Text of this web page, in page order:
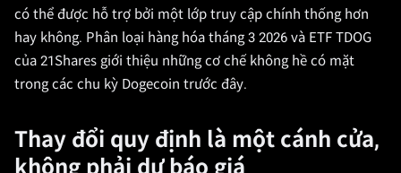
có thể được hỗ trợ bởi một lớp truy cập chính thống hơn
hay không. Phân loại hàng hóa tháng 3 2026 và ETF TDOG
của 21Shares giới thiệu những cơ chế không hề có mặt
trong các chu kỳ Dogecoin trước đây.
Thay đổi quy định là một cánh cửa,
không phải dự báo giá